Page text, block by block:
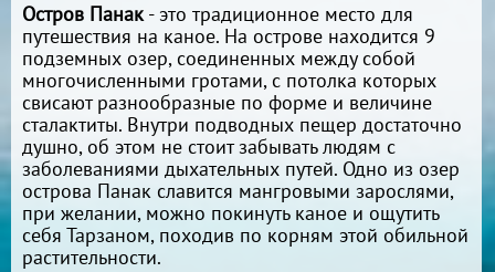
Остров Панак- это традиционное место для
путешествия на каное. На острове находится 9
подземных озер, соединенных между собой
многочисленными гротами, с потолка которых
свисают разнообразные по форме и величине
сталактиты. Внутри подводных пещер достаточно
душно, об этом не стоит забывать людям с
заболеваниями дыхательных путей. Одно из озер
острова Панак славится мангровыми зарослями,
при желании, можно покинуть каное и ощутить
себя Тарзаном, походив по корням этой обильной
растительности.